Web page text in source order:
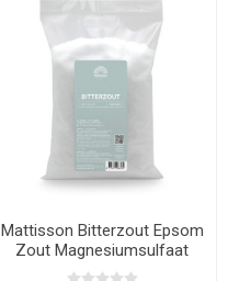
Mattisson Bitterzout Epsom
Zout Magnesiumsulfaat
1000 gram